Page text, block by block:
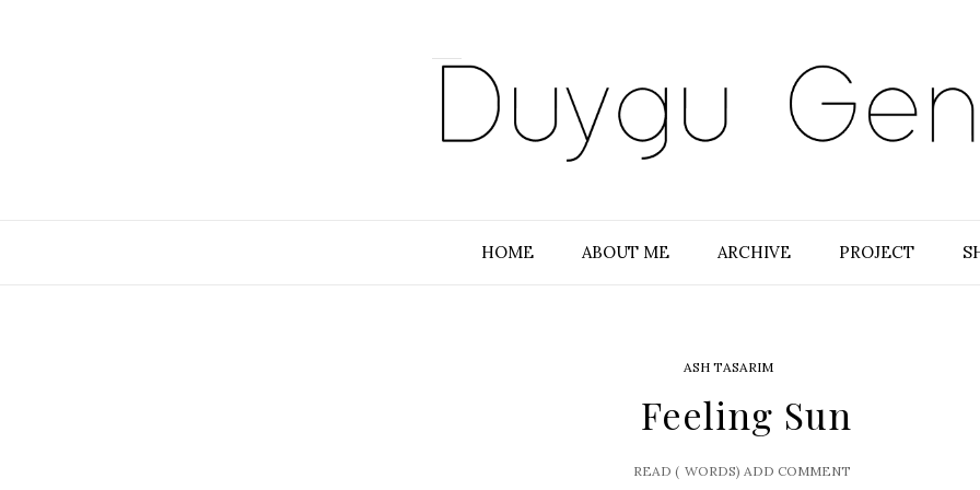
HOME ABOUT ME ARCHIVE PROJECT
ASH TASARIM
Feeling Sun
READ ( WORDS) ADD COMMENT